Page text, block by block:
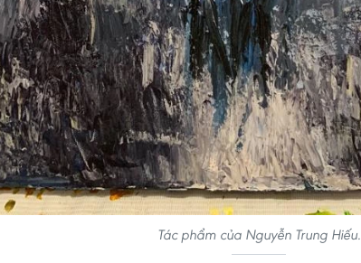
Tác phẩm của Nguyễn Trung Hiếu.